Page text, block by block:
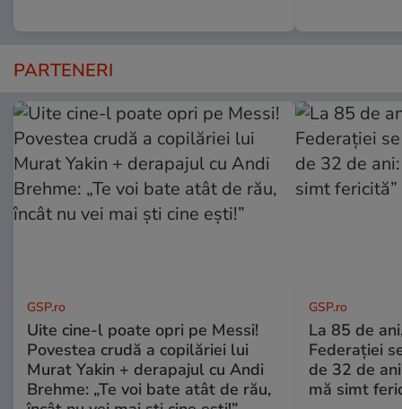
PARTENERI
GSP.ro
Uite cine-l poate opri pe Messi!
Povestea crudă a copilăriei lui
Murat Yakin + derapajul cu Andi
Brehme: „Te voi bate atât de rău,
GSP.ro
La 85 de
Federației
de 32 de
mă simt